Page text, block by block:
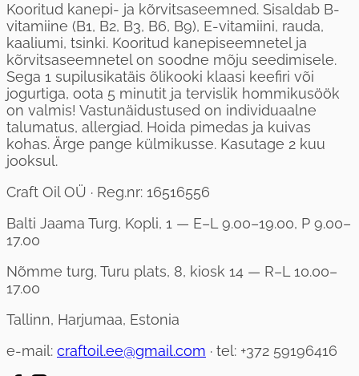
Kooritud kanepi- ja kõrvitsaseemned. Sisaldab B-
vitamiine (B1, B2, B3, B6, B9), E-vitamiini, rauda,
kaaliumi, tsinki. Kooritud kanepiseemnetel ja
kõrvitsaseemnetel on soodne mõju seedimisele.
Sega 1 supilusikatäis õlikooki klaasi keefiri või
jogurtiga, oota 5 minutit ja tervislik hommikusöök
on valmis! Vastunäidustused on individuaalne
talumatus, allergiad. Hoida pimedas ja kuivas
kohas. Ärge pange külmikusse. Kasutage 2 kuu
jooksul.
Craft Oil OÜ · Reg.nr: 16516556
Balti Jaama Turg, Kopli, 1 — E–L 9.00–19.00, P 9.00–
17.00
Nõmme turg, Turu plats, 8, kiosk 14 — R–L 10.00–
17.00
Tallinn, Harjumaa, Estonia
e-mail: craftoil.ee@gmail.com · tel: +372 59196416